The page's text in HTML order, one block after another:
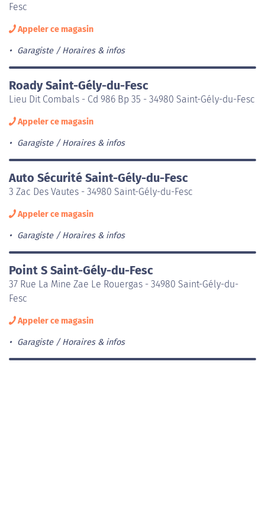
Fesc
Appeler ce magasin
Garagiste Horaires & infos
Roady Saint-Gély-du-Fesc
Lieu Dit Combals - Cd 986 Bp 35 - 34980 Saint-Gély-du-Fesc
Appeler ce magasin
Garagiste Horaires & infos
Auto Sécurité Saint-Gély-du-Fesc
3 Zac Des Vautes - 34980 Saint-Gély-du-Fesc
Appeler ce magasin
Garagiste Horaires & infos
Point S Saint-Gély-du-Fesc
37 Rue La Mine Zae Le Rouergas - 34980 Saint-Gély-du-
Fesc
Appeler ce magasin
Garagiste Horaires & infos